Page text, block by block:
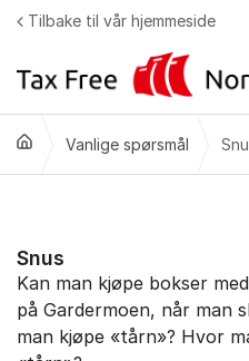
Gå til innhold
Tilbake til vår hjemmeside
Vanlige spørsmål
Snus
Kan man kjøpe bokser
på Gardermoen, når man
man kjøpe «tårn»? Hvor